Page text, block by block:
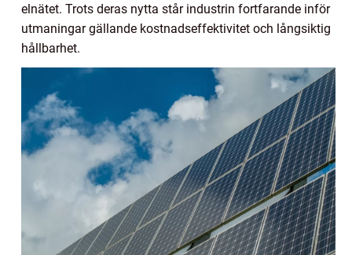
elnätet. Trots deras nytta står industrin fortfarande inför
utmaningar gällande kostnadseffektivitet och långsiktig
hållbarhet.